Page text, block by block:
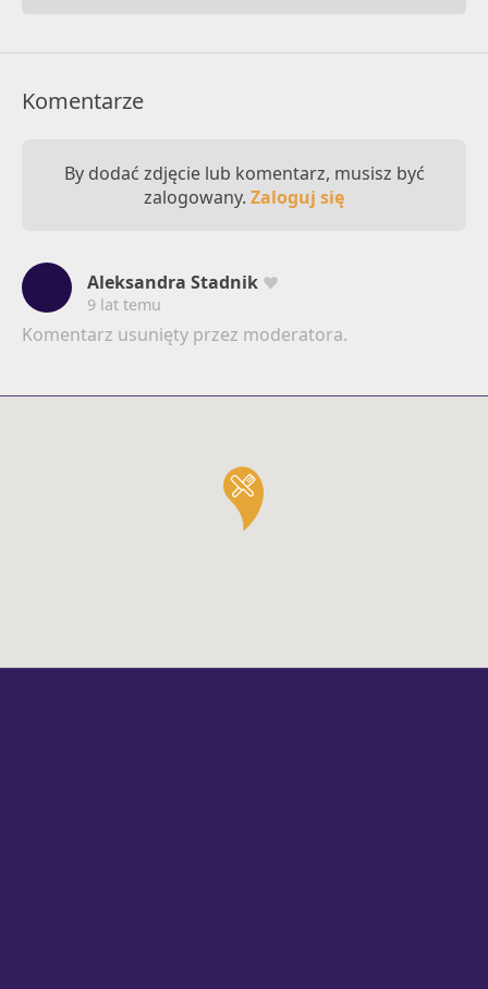
Komentarze
By dodać zdjęcie lub komentarz, musisz być
zalogowany. Zaloguj się
Aleksandra Stadnik
9 lat temu
Komentarz usunięty przez moderatora.